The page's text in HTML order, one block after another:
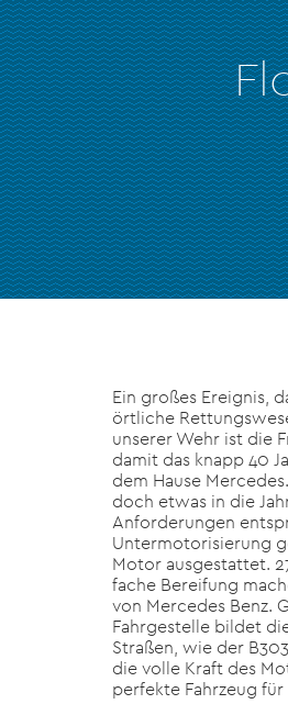
Ein großes Ereignis,
örtliche
unserer Wehr ist die
damit das knapp 40
dem Hause
doch etwas in die
Anforderungen
Untermotorisierung
Motor ausgestattet.
fache Bereifung
von Mercedes Benz.
Fahrgestelle bildet
Straßen, wie der
die volle Kraft des
perfekte Fahrzeug für